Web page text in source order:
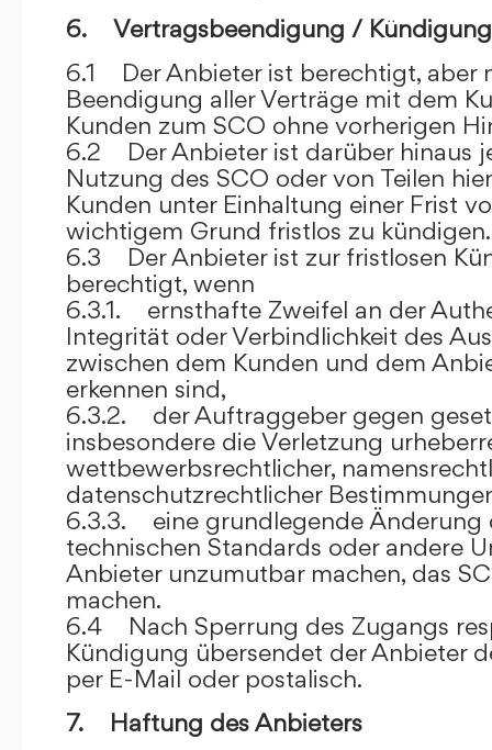
6. Vertragsbeendigung / Kündigung
6.1 Der Anbieter ist berechtigt, aber
Beendigung aller Verträge mit dem
Kunden zum SCO ohne vorherigen
6.2 Der Anbieter ist darüber hinaus
Nutzung des SCO oder von Teilen
Kunden unter Einhaltung einer Frist
wichtigem Grund fristlos zu kündigen.
6.3 Der Anbieter ist zur fristlosen
berechtigt, wenn
6.3.1. ernsthafte Zweifel an der
Integrität oder Verbindlichkeit des
zwischen dem Kunden und dem
erkennen sind,
6.3.2. der Auftraggeber gegen
insbesondere die Verletzung
wettbewerbsrechtlicher,
datenschutzrechtlicher
6.3.3. eine grundlegende Änderung
technischen Standards oder andere
Anbieter unzumutbar machen, das
machen.
6.4 Nach Sperrung des Zugangs
Kündigung übersendet der Anbieter
per E-Mail oder postalisch.
7. Haftung des Anbieters